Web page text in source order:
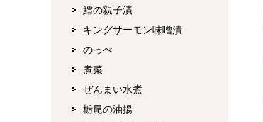
鱈の親子漬
キングサーモン味噌漬
のっぺ
煮菜
ぜんまい水煮
栃尾の油揚